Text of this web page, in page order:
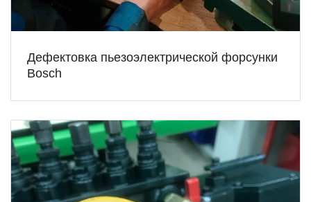
Дефектовка пьезоэлектрической форсунки
Bosch